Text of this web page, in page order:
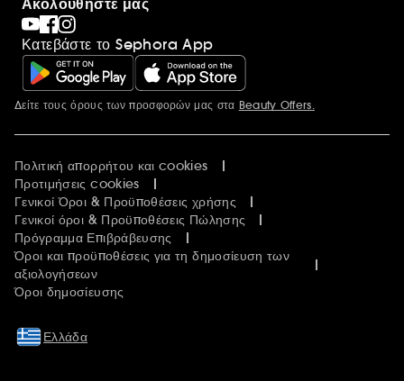
Κατεβάστε το Sephora App
Περισσότερες πληροφορίες
Δείτε τους όρους των προσφορών μας στα Beauty Offers.
Πολιτική απορρήτου και cookies
Προτιμήσεις cookies
Γενικοί Όροι & Προϋποθέσεις χρήσης
Γενικοί όροι & Προϋποθέσεις Πώλησης
Πρόγραμμα Επιβράβευσης
Όροι και προϋποθέσεις για τη δημοσίευση των
αξιολογήσεων
Όροι δημοσίευσης
Ελλάδα